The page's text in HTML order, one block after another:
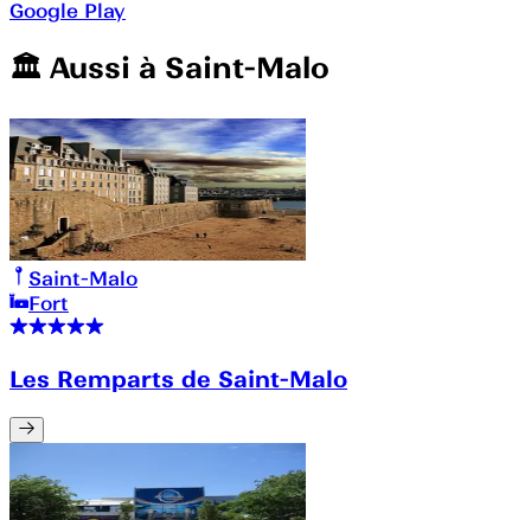
Google Play
🏛️️ Aussi à Saint-Malo
Saint-Malo
Fort
Les Remparts de Saint-Malo